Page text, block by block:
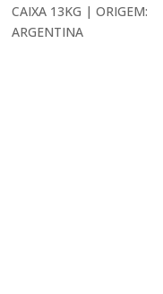
CAIXA 13KG | ORIGEM:
ARGENTINA